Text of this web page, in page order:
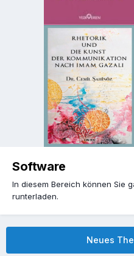
Software
In diesem Bereich können Sie
runterladen.
Neues